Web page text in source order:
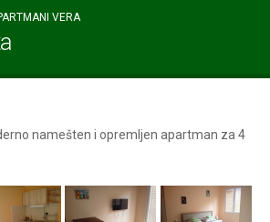
VERA
namešten i opremljen apartman za 4